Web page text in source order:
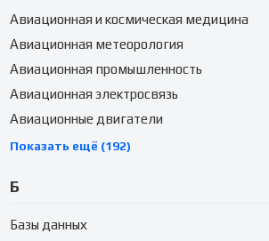
Авиационная и космическая медицина
Авиационная метеорология
Авиационная промышленность
Авиационная электросвязь
Авиационные двигатели
Показать ещё (192)
Б
Базы данных